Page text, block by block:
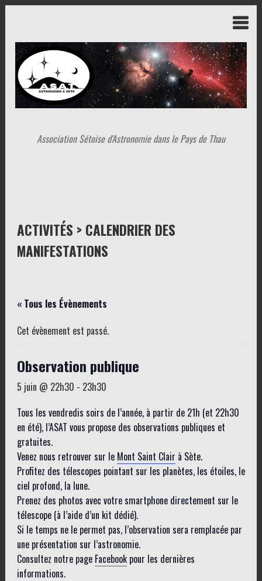
Association Sétoise d'Astronomie dans le Pays de Thau
ACTIVITÉS > CALENDRIER DES
MANIFESTATIONS
« Tous les Évènements
Cet évènement est passé.
Observation publique
5 juin @ 22h30 - 23h30
Tous les vendredis soirs de l’année, à partir de 21h (et 22h30
en été), l’ASAT vous propose des observations publiques et
gratuites.
Venez nous retrouver sur le Mont Saint Clair à Sète.
Profitez des télescopes pointant sur les planètes, les étoiles, le
ciel profond, la lune.
Prenez des photos avec votre smartphone directement sur le
télescope (à l’aide d’un kit dédié).
Si le temps ne le permet pas, l’observation sera remplacée par
une présentation sur l’astronomie.
Consultez notre page Facebookpour les dernières
informations.